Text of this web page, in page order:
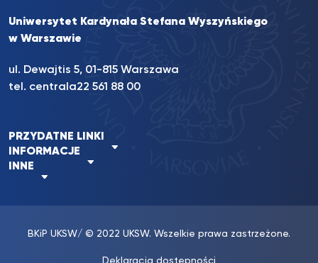
Uniwersytet Kardynała Stefana Wyszyńskiego
w Warszawie
ul. Dewajtis 5, 01-815 Warszawa
tel. centrala22 561 88 00
PRZYDATNE LINKI
INFORMACJE
INNE
BKiP UKSW/ © 2022 UKSW. Wszelkie prawa zastrzeżone.
Deklaracja dostępności